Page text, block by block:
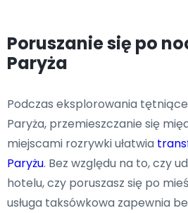
Poruszanie się po
Paryża
Podczas eksplorowania
Paryża, przemieszczanie się
miejscami rozrywki ułatwia
Paryżu. Bez względu na to, czy
hotelu, czy poruszasz się po
usługa taksówkowa zapewnia